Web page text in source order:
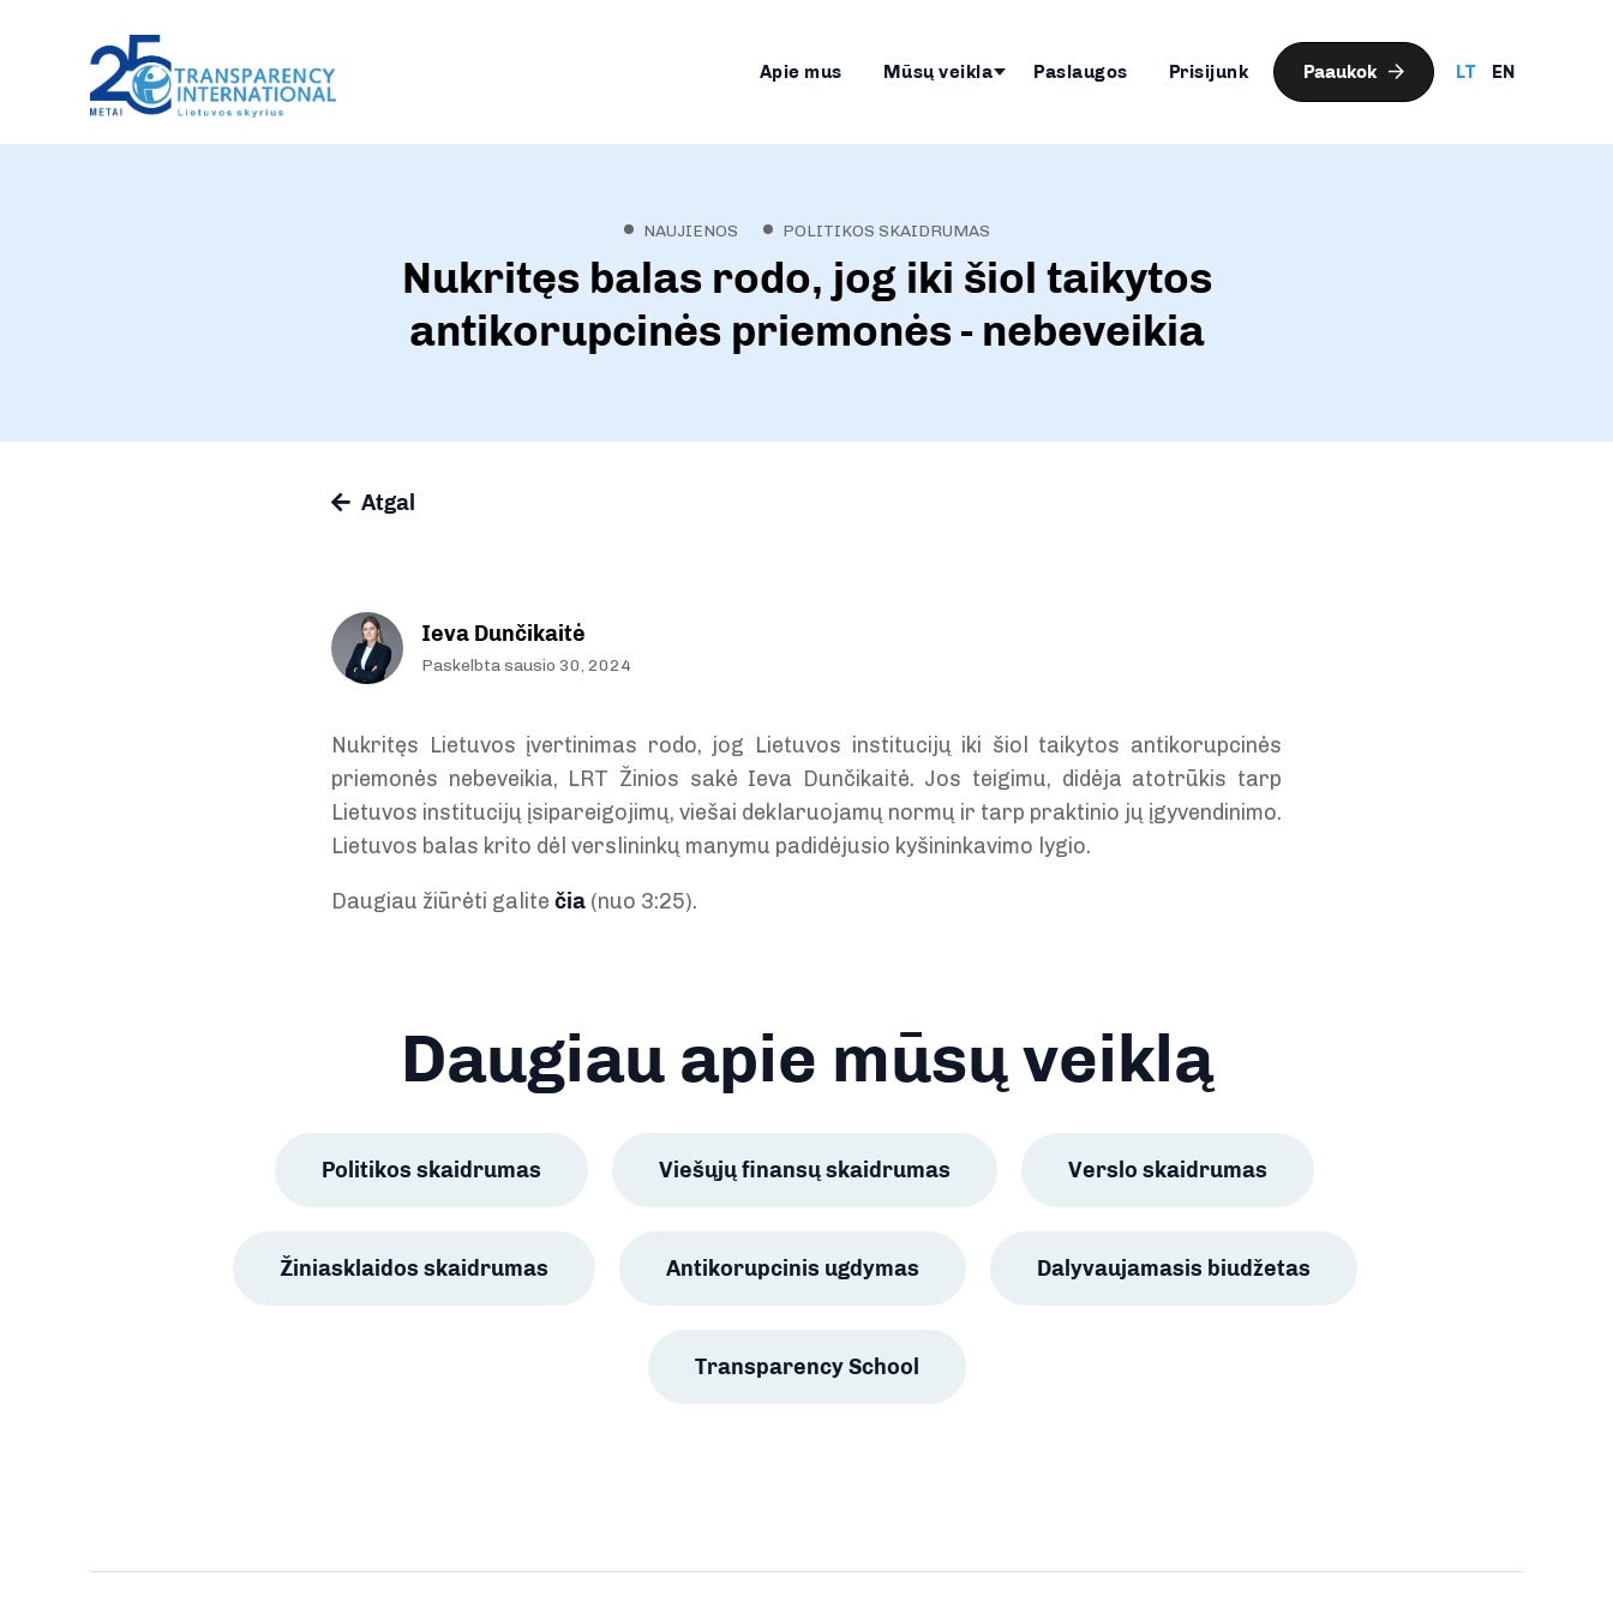
Apie mus Mūsų veikla Paslaugos Prisijunk Paaukok LT EN
NAUJIENOS POLITIKOS SKAIDRUMAS
Nukritęs balas rodo, jog iki šiol taikytos
antikorupcinės priemonės - nebeveikia
Atgal
Ieva Dunčikaitė
Paskelbta sausio 30, 2024
Nukritęs Lietuvos įvertinimas rodo, jog Lietuvos institucijų iki šiol taikytos antikorupcinės
priemonės nebeveikia, LRT Žinios sakė Ieva Dunčikaitė. Jos teigimu, didėja atotrūkis tarp
Lietuvos institucijų įsipareigojimų, viešai deklaruojamų normų ir tarp praktinio jų įgyvendinimo.
Lietuvos balas krito dėl verslininkų manymu padidėjusio kyšininkavimo lygio.
Daugiau žiūrėti galite čia (nuo 3:25).
Daugiau apie mūsų veiklą
Politikos skaidrumas Viešųjų finansų skaidrumas Verslo skaidrumas
Žiniasklaidos skaidrumas Antikorupcinis ugdymas Dalyvaujamasis biudžetas
Transparency School